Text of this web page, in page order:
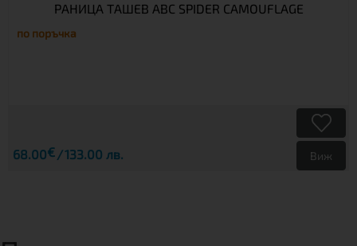
РАНИЦА ТАШЕВ ABC SPIDER CAMOUFLAGE
по поръчка
68.00€ 133.00 лв. Виж